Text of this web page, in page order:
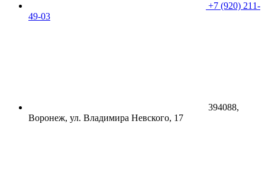
+7 (920) 211-
49-03
394088,
Воронеж, ул. Владимира Невского, 17